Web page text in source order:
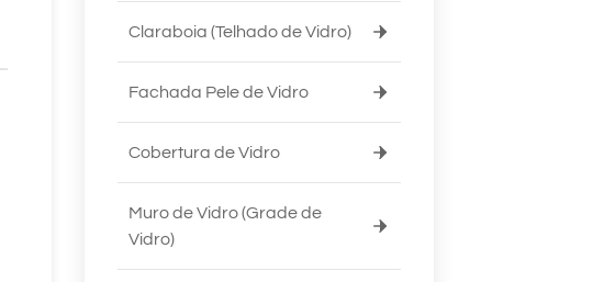
Claraboia (Telhado de Vidro)
Fachada Pele de Vidro
Cobertura de Vidro
Muro de Vidro (Grade de
Vidro)